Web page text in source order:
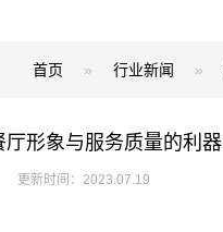
首页 » 行业新闻 »
形象与服务质量的利器
更新时间：2023.07.19